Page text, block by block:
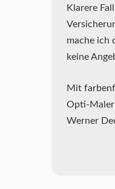
Klarere
mache ich
keine
Mit
Opti-
Werner